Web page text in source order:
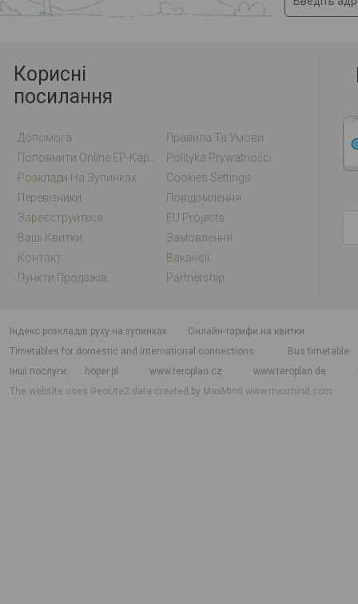
Корисні
посилання
Допомога
Правила Та Умови
Polityka Prywatności
Розклади На Зупинках
Cookies Settings
Перевізники
Повідомлення
Зареєструйтеся
EU Projects
Ваші Квитки
Замовлення
Контакт
Вакансії
Пункти Продажів
Partnership
індекс розкладів руху на зупинках
Онлайн-тарифи на квитки
Timetables for domestic and international connections
Bus timetable
Інші послуги
hoper.pl www.teroplan.cz www.teroplan.de
The website uses GeoLite2 data created by MaxMindwww.maxmind.com